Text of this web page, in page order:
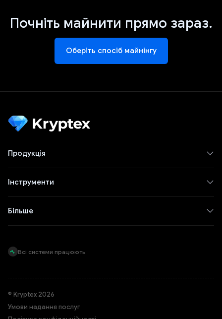
Почніть майнити прямо зараз.
Оберіть спосіб майнінгу
Продукція
Інструменти
Більше
Всі системи працюють
© Kryptex 2026
Умови надання послуг